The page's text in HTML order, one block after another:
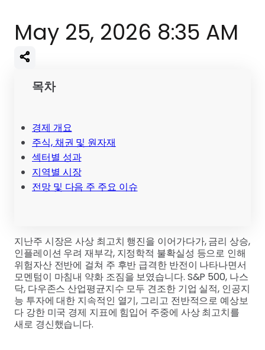
May 25, 2026 8:35 AM
목차
경제 개요
주식, 채권 및 원자재
섹터별 성과
지역별 시장
전망 및 다음 주 주요 이슈
지난주 시장은 사상 최고치 행진을 이어가다가, 금리 상승,
인플레이션 우려 재부각, 지정학적 불확실성 등으로 인해
위험자산 전반에 걸쳐 주 후반 급격한 반전이 나타나면서
모멘텀이 마침내 약화 조짐을 보였습니다. S&P 500, 나스
닥, 다우존스 산업평균지수 모두 견조한 기업 실적, 인공지
능 투자에 대한 지속적인 열기, 그리고 전반적으로 예상보
다 강한 미국 경제 지표에 힘입어 주중에 사상 최고치를
새로 경신했습니다.